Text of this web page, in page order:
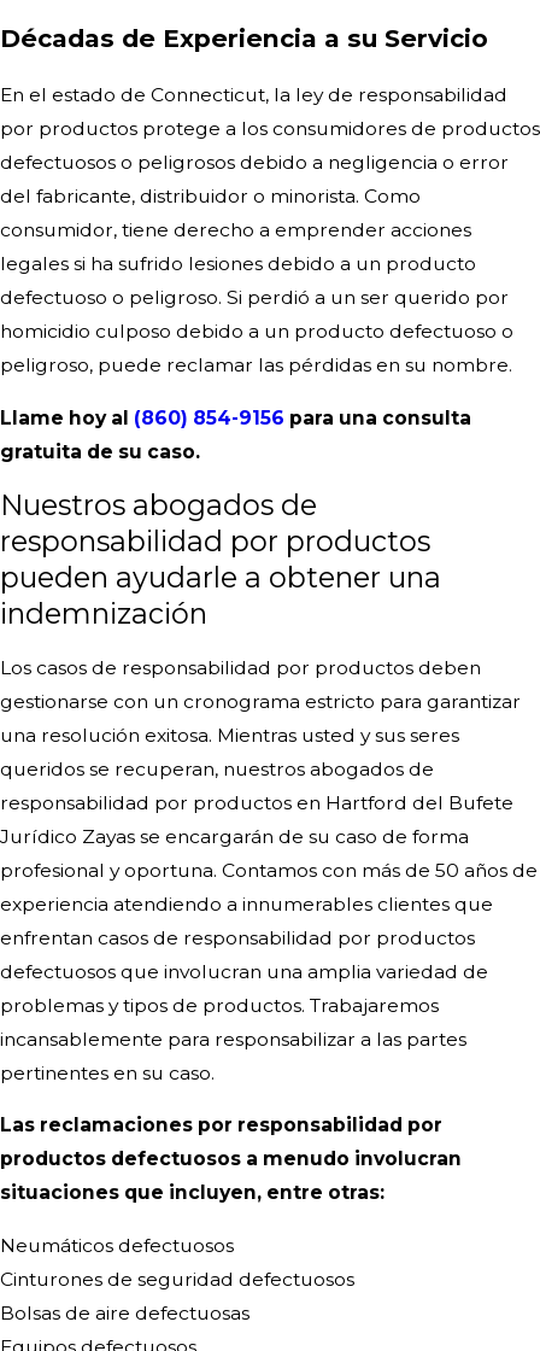
Décadas de Experiencia a su Servicio
En el estado de Connecticut, la ley de responsabilidad
por productos protege a los consumidores de productos
defectuosos o peligrosos debido a negligencia o error
del fabricante, distribuidor o minorista. Como
consumidor, tiene derecho a emprender acciones
legales si ha sufrido lesiones debido a un producto
defectuoso o peligroso. Si perdió a un ser querido por
homicidio culposo debido a un producto defectuoso o
peligroso, puede reclamar las pérdidas en su nombre.
Llame hoy al (860) 854-9156 para una consulta
gratuita de su caso.
Nuestros abogados de
responsabilidad por productos
pueden ayudarle a obtener una
indemnización
Los casos de responsabilidad por productos deben
gestionarse con un cronograma estricto para garantizar
una resolución exitosa. Mientras usted y sus seres
queridos se recuperan, nuestros abogados de
responsabilidad por productos en Hartford del Bufete
Jurídico Zayas se encargarán de su caso de forma
profesional y oportuna. Contamos con más de 50 años de
experiencia atendiendo a innumerables clientes que
enfrentan casos de responsabilidad por productos
defectuosos que involucran una amplia variedad de
problemas y tipos de productos. Trabajaremos
incansablemente para responsabilizar a las partes
pertinentes en su caso.
Las reclamaciones por responsabilidad por
productos defectuosos a menudo involucran
situaciones que incluyen, entre otras:
Neumáticos defectuosos
Cinturones de seguridad defectuosos
Bolsas de aire defectuosas